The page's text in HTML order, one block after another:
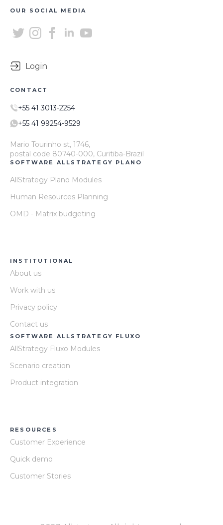
OUR SOCIAL MEDIA
Login
CONTACT
+55 41 3013-2254
+55 41 99254-9529
Mario Tourinho st, 1746,
postal code 80740-000, Curitiba-Brazil
SOFTWARE ALLSTRATEGY PLANO
AllStrategy Plano Modules
Human Resources Planning
OMD - Matrix budgeting
INSTITUTIONAL
About us
Work with us
Privacy policy
Contact us
SOFTWARE ALLSTRATEGY FLUXO
AllStrategy Fluxo Modules
Scenario creation
Product integration
RESOURCES
Customer Experience
Quick demo
Customer Stories